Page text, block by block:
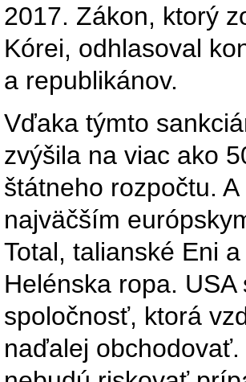
2017. Zákon, ktorý
Kórei, odhlasoval
a republikánov.
Vďaka týmto
zvýšila na viac ako
štátneho rozpočtu.
najväčším
Total, talianské Eni
Helénska ropa.
spoločnosť, ktorá
naďalej